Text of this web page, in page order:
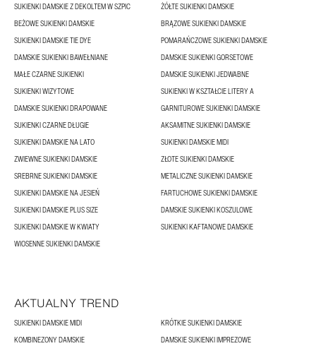
SUKIENKI DAMSKIE Z DEKOLTEM W SZPIC
ŻÓŁTE SUKIENKI DAMSKIE
BEŻOWE SUKIENKI DAMSKIE
BRĄZOWE SUKIENKI DAMSKIE
SUKIENKI DAMSKIE TIE DYE
POMARAŃCZOWE SUKIENKI DAMSKIE
DAMSKIE SUKIENKI BAWEŁNIANE
DAMSKIE SUKIENKI GORSETOWE
MAŁE CZARNE SUKIENKI
DAMSKIE SUKIENKI JEDWABNE
SUKIENKI WIZYTOWE
SUKIENKI W KSZTAŁCIE LITERY A
DAMSKIE SUKIENKI DRAPOWANE
GARNITUROWE SUKIENKI DAMSKIE
SUKIENKI CZARNE DŁUGIE
AKSAMITNE SUKIENKI DAMSKIE
SUKIENKI DAMSKIE NA LATO
SUKIENKI DAMSKIE MIDI
ZWIEWNE SUKIENKI DAMSKIE
ZŁOTE SUKIENKI DAMSKIE
SREBRNE SUKIENKI DAMSKIE
METALICZNE SUKIENKI DAMSKIE
SUKIENKI DAMSKIE NA JESIEŃ
FARTUCHOWE SUKIENKI DAMSKIE
SUKIENKI DAMSKIE PLUS SIZE
DAMSKIE SUKIENKI KOSZULOWE
SUKIENKI DAMSKIE W KWIATY
SUKIENKI KAFTANOWE DAMSKIE
WIOSENNE SUKIENKI DAMSKIE
AKTUALNY TREND
SUKIENKI DAMSKIE MIDI
KRÓTKIE SUKIENKI DAMSKIE
KOMBINEZONY DAMSKIE
DAMSKIE SUKIENKI IMPREZOWE